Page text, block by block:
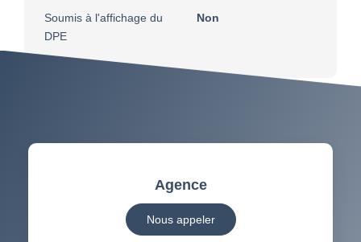
Soumis à l'affichage du
DPE
Non
Agence
Nous appeler